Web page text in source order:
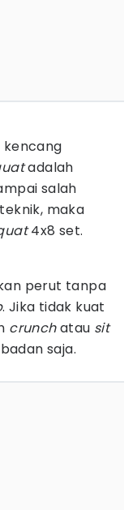
kencang
adalah
salah
maka
4x8 set.
perut tanpa
. Jika tidak kuat
crunchatau sit
saja.